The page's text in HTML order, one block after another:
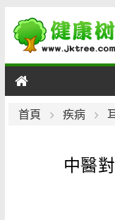
男性
首頁 疾病
中醫